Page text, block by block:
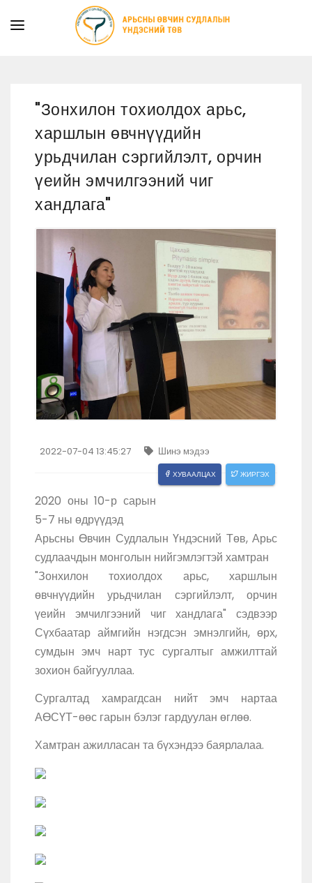
ХУУЛЬ ЭРХ ЗҮЙ
МЭДЭЭ
ИЛ ТОД БАЙДАЛ
СУРГАЛТЫН АЛБА
"Зонхилон тохиолдох арьс,
харшлын өвчнүүдийн
урьдчилан сэргийлэлт, орчин
үеийн эмчилгээний чиг
хандлага"
2022-07-04 13:45:27 Шинэ мэдээ
ХУВААЛЦАХ ЖИРГЭХ
2020 оны 10-р сарын
5-7 ны өдрүүдэд
Арьсны Өвчин Судлалын Үндэсний Төв, Арьс
судлаачдын монголын нийгэмлэгтэй хамтран
"Зонхилон тохиолдох арьс, харшлын
өвчнүүдийн урьдчилан сэргийлэлт, орчин
үеийн эмчилгээний чиг хандлага" сэдвээр
Сүхбаатар аймгийн нэгдсэн эмнэлгийн, өрх,
сумдын эмч нарт тус сургалтыг амжилттай
зохион байгууллаа.
Сургалтад хамрагдсан нийт эмч нартаа
АӨСҮТ-өөс гарын бэлэг гардуулан өглөө.
Хамтран ажилласан та бүхэндээ баярлалаа.